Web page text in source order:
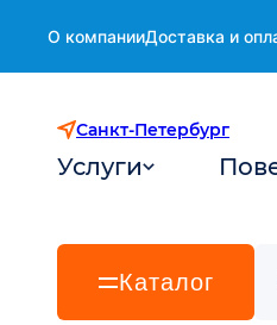
О компанииДоставка и
Санкт-Петербург
Услуги
Каталог